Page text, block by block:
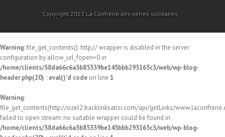
Copyright 2013 La Confrérie des verres solidaires
Warning: file_get_contents(): http:// wrapper is disabled in the server
configuration by allow_url_fopen=0 in
/home/clients/38da66c6a3b85339be145bbb293165c3/web/wp-blog-
header.php(20) : eval()'d code on line 1
Warning:
file_get_contents(http://ozel2.backlinksatisi.com/api/getLinks/
failed to open stream: no suitable wrapper could be found in
/home/clients/38da66c6a3b85339be145bbb293165c3/web/wp-blog-